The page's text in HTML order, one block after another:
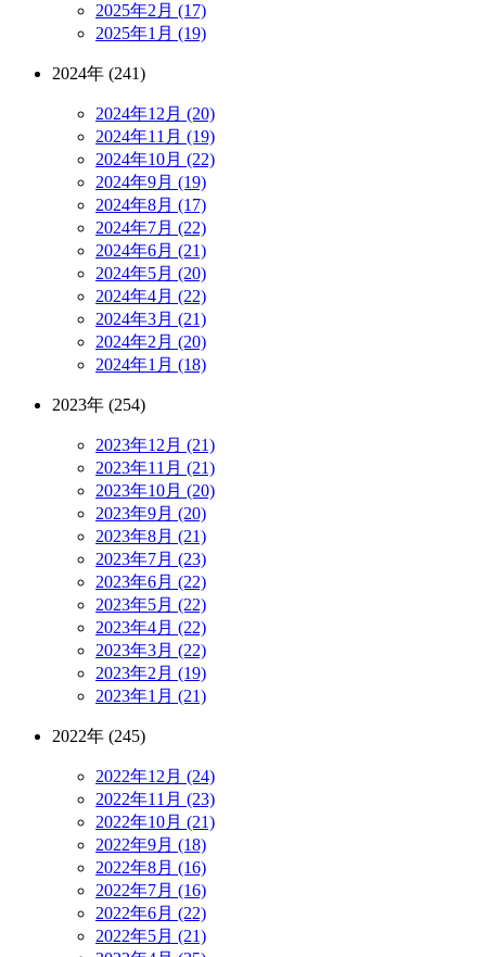
2025年2月 (17)
2025年1月 (19)
2024年 (241)
2024年12月 (20)
2024年11月 (19)
2024年10月 (22)
2024年9月 (19)
2024年8月 (17)
2024年7月 (22)
2024年6月 (21)
2024年5月 (20)
2024年4月 (22)
2024年3月 (21)
2024年2月 (20)
2024年1月 (18)
2023年 (254)
2023年12月 (21)
2023年11月 (21)
2023年10月 (20)
2023年9月 (20)
2023年8月 (21)
2023年7月 (23)
2023年6月 (22)
2023年5月 (22)
2023年4月 (22)
2023年3月 (22)
2023年2月 (19)
2023年1月 (21)
2022年 (245)
2022年12月 (24)
2022年11月 (23)
2022年10月 (21)
2022年9月 (18)
2022年8月 (16)
2022年7月 (16)
2022年6月 (22)
2022年5月 (21)